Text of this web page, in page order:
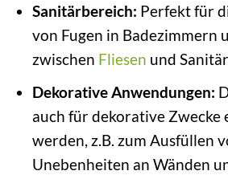
Sanitärbereich: Perfekt für
von Fugen in Badezimmern
zwischen Fliesen und
Dekorative Anwendungen:
auch für dekorative Zwecke
werden, z.B. zum Ausfüllen
Unebenheiten an Wänden